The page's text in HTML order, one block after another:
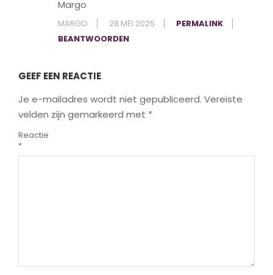
Margo
MARGO 28 MEI 2025
PERMALINK
BEANTWOORDEN
GEEF EEN REACTIE
Je e-mailadres wordt niet gepubliceerd. Vereiste
velden zijn gemarkeerd met *
Reactie
*